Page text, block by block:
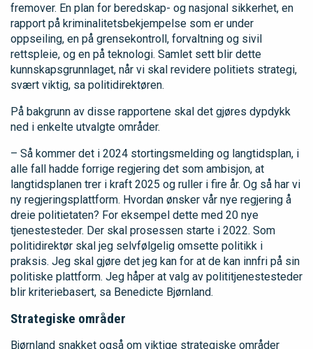
fremover. En plan for beredskap- og nasjonal sikkerhet, en
rapport på kriminalitetsbekjempelse som er under
oppseiling, en på grensekontroll, forvaltning og sivil
rettspleie, og en på teknologi. Samlet sett blir dette
kunnskapsgrunnlaget, når vi skal revidere politiets strategi,
svært viktig, sa politidirektøren.
På bakgrunn av disse rapportene skal det gjøres dypdykk
ned i enkelte utvalgte områder.
– Så kommer det i 2024 stortingsmelding og langtidsplan, i
alle fall hadde forrige regjering det som ambisjon, at
langtidsplanen trer i kraft 2025 og ruller i fire år. Og så har vi
ny regjeringsplattform. Hvordan ønsker vår nye regjering å
dreie politietaten? For eksempel dette med 20 nye
tjenestesteder. Der skal prosessen starte i 2022. Som
politidirektør skal jeg selvfølgelig omsette politikk i
praksis. Jeg skal gjøre det jeg kan for at de kan innfri på sin
politiske plattform. Jeg håper at valg av polititjenestesteder
blir kriteriebasert, sa Benedicte Bjørnland.
Strategiske områder
Bjørnland snakket også om viktige strategiske områder